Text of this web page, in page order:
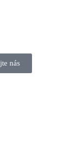
nás